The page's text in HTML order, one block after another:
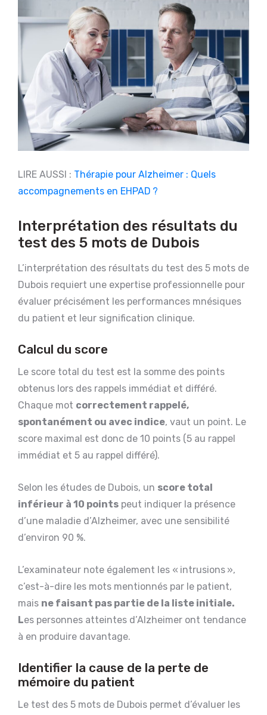
LIRE AUSSI : Thérapie pour Alzheimer : Quels
accompagnements en EHPAD ?
Interprétation des résultats du
test des 5 mots de Dubois
L’interprétation des résultats du test des 5 mots de
Dubois requiert une expertise professionnelle pour
évaluer précisément les performances mnésiques
du patient et leur signification clinique.
Calcul du score
Le score total du test est la somme des points
obtenus lors des rappels immédiat et différé.
Chaque mot correctement rappelé,
spontanément ou avec indice, vaut un point. Le
score maximal est donc de 10 points (5 au rappel
immédiat et 5 au rappel différé).
Selon les études de Dubois, un score total
inférieur à 10 points peut indiquer la présence
d’une maladie d’Alzheimer, avec une sensibilité
d’environ 90 %.
L’examinateur note également les « intrusions »,
c’est-à-dire les mots mentionnés par le patient,
mais ne faisant pas partie de la liste initiale.
Les personnes atteintes d’Alzheimer ont tendance
à en produire davantage.
Identifier la cause de la perte de
mémoire du patient
Le test des 5 mots de Dubois permet d’évaluer les